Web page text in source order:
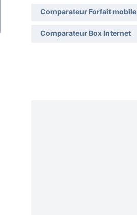
Comparateur Forfait mobile
Comparateur Box Internet